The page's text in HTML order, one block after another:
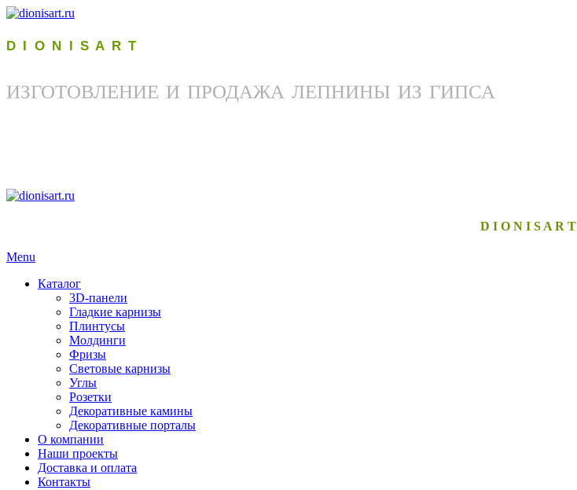
D I O N I S A R T
ИЗГОТОВЛЕНИЕ И ПРОДАЖА ЛЕПНИНЫ ИЗ ГИПСА
D I O N I S A R T
Menu
Каталог
3D-панели
Гладкие карнизы
Плинтусы
Молдинги
Фризы
Световые карнизы
Углы
Розетки
Декоративные камины
Декоративные порталы
О компании
Наши проекты
Доставка и оплата
Контакты